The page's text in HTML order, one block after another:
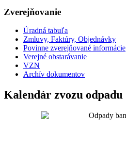
Zverejňovanie
Úradná tabuľa
Zmluvy, Faktúry, Objednávky
Povinne zverejňované informácie
Verejné obstarávanie
VZN
Archív dokumentov
Kalendár zvozu odpadu